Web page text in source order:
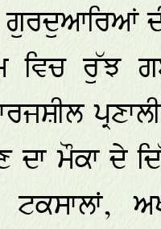
ਵਿਚ ਰੁੱਝ
ਦਾ ਮੌਕਾ ਦੇ